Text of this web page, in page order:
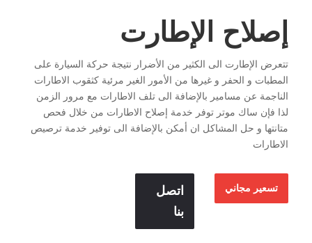
إصلاح الإطارت
تتعرض الإطارت الى الكثير من الأضرار نتيجة حركة السيارة على
المطبات و الحفر و غيرها من الأمور الغير مرئية كثقوب الاطارات
الناجمة عن مسامير بالإضافة الى تلف الاطارات مع مرور الزمن
لذا فإن ساك موتر توفر خدمة إصلاح الاطارات من خلال فحص
متانتها و حل المشاكل ان أمكن بالإضافة الى توفير خدمة ترصيص
الاطارات
تسعير مجاني
اتصل
بنا